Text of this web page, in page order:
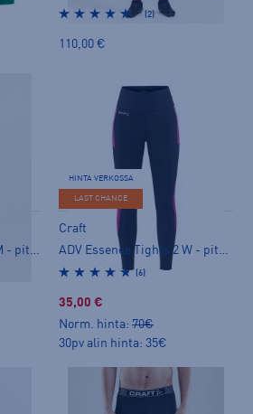
(2)
110,00 €
Bike Subz Wind Tights M - pitkät trikoot
HINTA VERKOSSA
LAST CHANCE
Craft
ADV Essence Tights 2 W - pitkät trikoot
(6)
35,00 €
Norm. hinta: 70€
30pv alin hinta: 35€